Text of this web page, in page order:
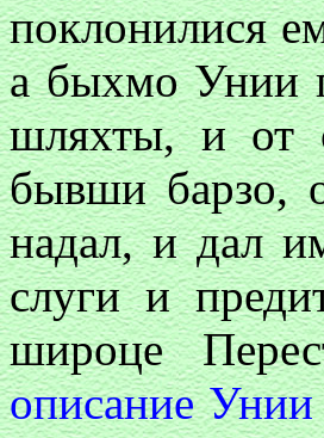
поклонилися
а быхмо Унии
шляхты, и от
бывши барзо,
надал, и дал
слуги и
широце
описание